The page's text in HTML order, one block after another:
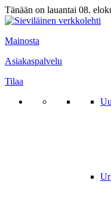
Tänään on lauantai 08.
Mainosta
Asiakaspalvelu
Tilaa